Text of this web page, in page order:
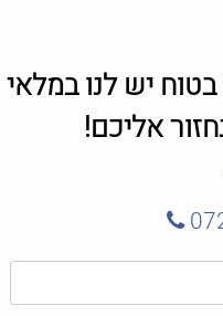
יש לנו במלאי
אליכם!